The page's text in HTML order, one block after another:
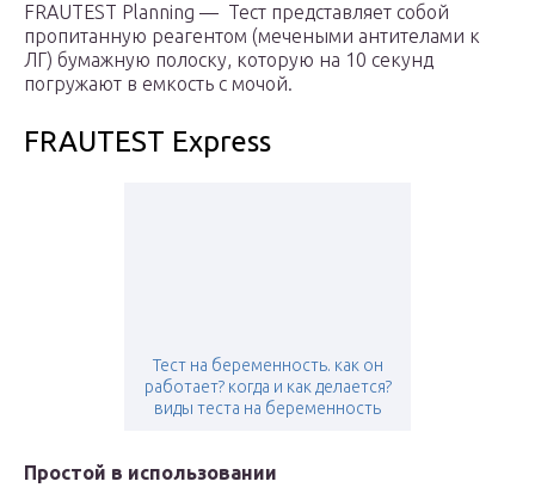
FRAUTEST Planning — Тест представляет собой
пропитанную реагентом (мечеными антителами к
ЛГ) бумажную полоску, которую на 10 секунд
погружают в емкость с мочой.
FRAUTEST Express
Тест на беременность. как он
работает? когда и как делается?
виды теста на беременность
Простой в использовании